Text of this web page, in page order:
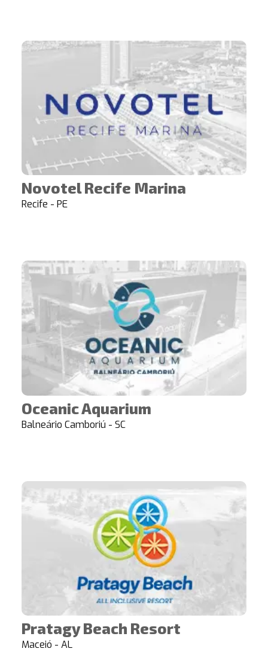
Novotel Recife Marina
Recife - PE
Oceanic Aquarium
Balneário Camboriú - SC
Pratagy Beach Resort
Maceió - AL